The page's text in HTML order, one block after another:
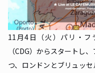
11月4日（火）パリ・
（CDG）からスタートし
つ、ロンドンとブリュッ